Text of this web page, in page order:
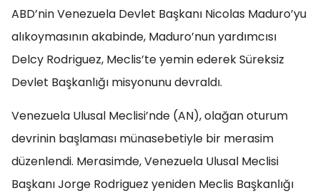
ABD’nin Venezuela Devlet Başkanı Nicolas Maduro’yu
alıkoymasının akabinde, Maduro’nun yardımcısı
Delcy Rodriguez, Meclis’te yemin ederek Süreksiz
Devlet Başkanlığı misyonunu devraldı.
Venezuela Ulusal Meclisi’nde (AN), olağan oturum
devrinin başlaması münasebetiyle bir merasim
düzenlendi. Merasimde, Venezuela Ulusal Meclisi
Başkanı Jorge Rodriguez yeniden Meclis Başkanlığı